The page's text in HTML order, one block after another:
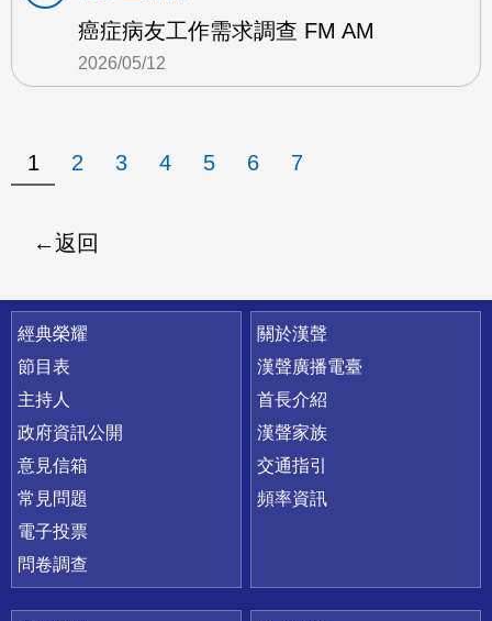
癌症病友工作需求調查 FM AM
2026/05/12
1 2 3 4 5 6 7
返回
快速連結
經典榮耀
節目表
主持人
政府資訊公開
意見信箱
常見問題
電子投票
問卷調查
關於漢聲
漢聲廣播電臺
首長介紹
漢聲家族
交通指引
頻率資訊